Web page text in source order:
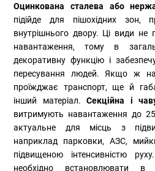
Оцинкована сталева або
підійде для пішохідних зон,
внутрішнього двору. Ці види не
навантаження, тому в
декоративну функцію і
пересування людей. Якщо ж на
проїжджає транспорт, ще й
інший матеріал.Секційна і
витримують навантаження до
актуальне для місць з
наприклад парковки, АЗС,
підвищеною інтенсивністю
необхідно встановлювати